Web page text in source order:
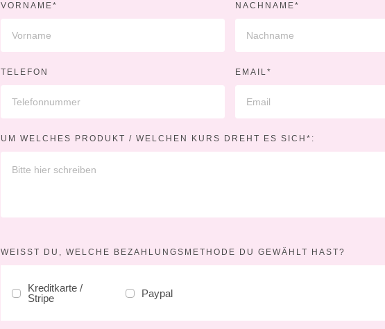
VORNAME* NACHNAME*
TELEFON EMAIL*
UM WELCHES PRODUKT / WELCHEN KURS DREHT ES SICH*:
WEISST DU, WELCHE BEZAHLUNGSMETHODE DU GEWÄHLT HAST?
Kreditkarte /
Stripe
Paypal